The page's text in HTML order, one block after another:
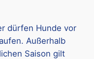
dürfen Hunde vor
Außerhalb
Saison gilt